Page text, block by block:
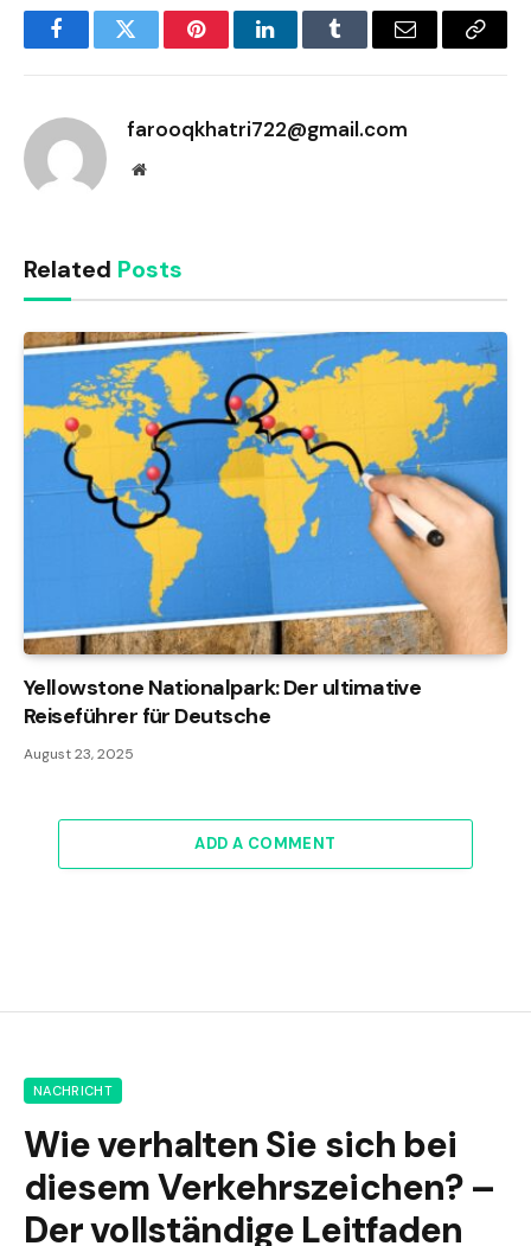
FacebookTwitter PinterestLinkedInTumblr Email
Copy
farooqkhatri722@gmail.com
Website
Related Posts
Yellowstone Nationalpark: Der ultimative
Reiseführer für Deutsche
August 23, 2025
ADD A COMMENT
NACHRICHT
Wie verhalten Sie sich bei
diesem Verkehrszeichen? –
Der vollständige Leitfaden